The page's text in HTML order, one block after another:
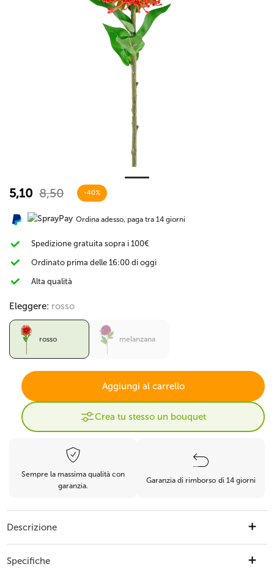
5,10 8,50 -40%
Ordina adesso, paga tra 14 giorni
Spedizione gratuita sopra i 100€
Ordinato prima delle 16:00 di oggi
Alta qualità
Eleggere: rosso
rosso melanzana
Aggiungi al carrello
Crea tu stesso un bouquet
Sempre la massima qualità con
garanzia.
Garanzia di rimborso di 14 giorni
Descrizione
fiore artificiale Protea in un vibrante rosso. Con un'altezza di 73 cm, questo
Specifiche